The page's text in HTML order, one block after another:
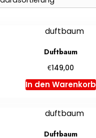
Duftbaum
€149,00
In den Warenkorb
Duftbaum